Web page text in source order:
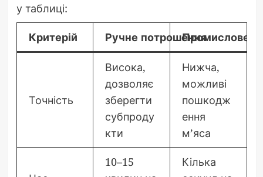
у таблиці:
Критерій Ручне потрошенняПромислове
Точність
Висока,
дозволяє
зберегти
субпроду
кти
Нижча,
можливі
пошкодж
ення
м’яса
10–15
Кілька